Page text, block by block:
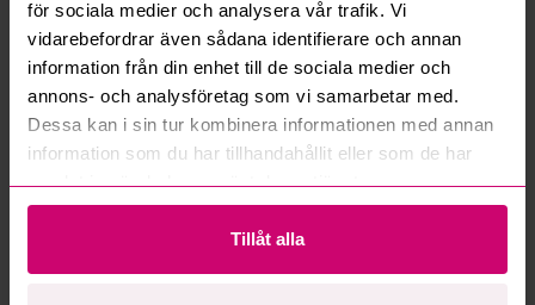
för sociala medier och analysera vår trafik. Vi
vidarebefordrar även sådana identifierare och annan
information från din enhet till de sociala medier och
annons- och analysföretag som vi samarbetar med.
Dessa kan i sin tur kombinera informationen med annan
information som du har tillhandahållit eller som de har
samlat in när du har använt deras tjänster.
Tillåt alla
Läs fler frågor och svar
Mer från samma kategori
Oanvänd Oanvänd